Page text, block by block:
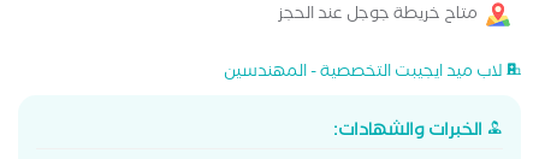
متاح خريطة جوجل عند الحجز
لاب ميد ايجيبت التخصصية - المهندسين
الخبرات والشهادات: